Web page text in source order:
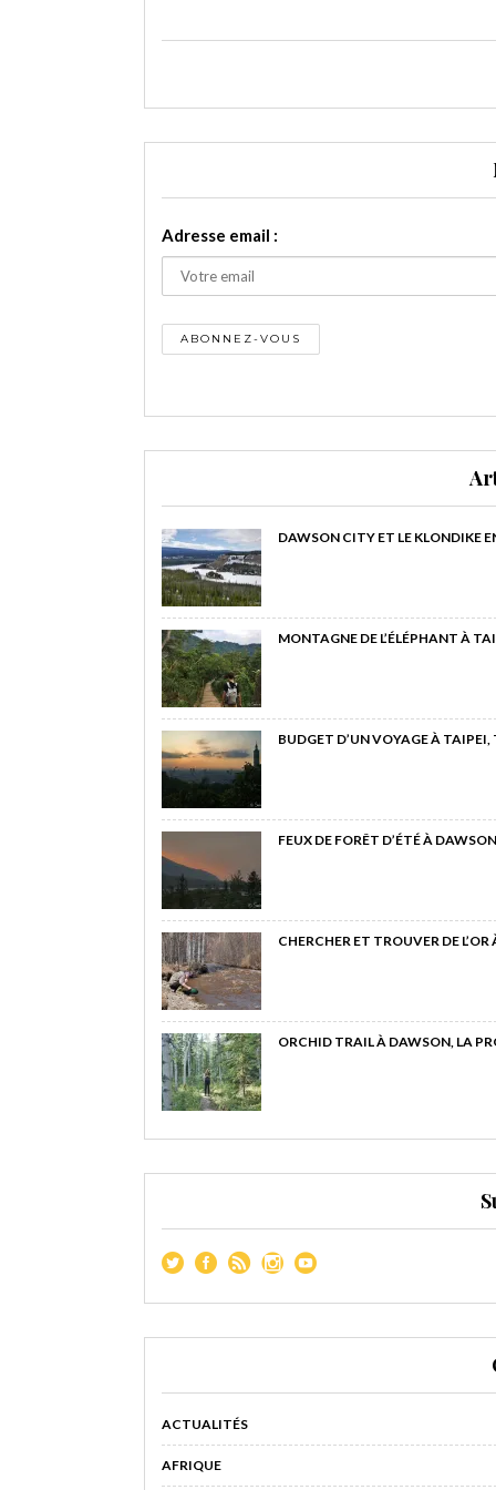
Adresse email :
DAWSON CITY ET LE KLONDIKE
MONTAGNE DE L’ÉLÉPHANT À
BUDGET D’UN VOYAGE À
FEUX DE FORÊT D’ÉTÉ À
CHERCHER ET TROUVER DE
ORCHID TRAIL À DAWSON, LA
ACTUALITÉS
AFRIQUE